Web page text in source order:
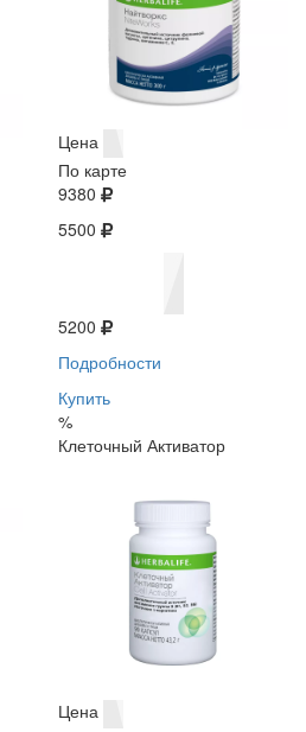
Цена
По карте
9380
5500
5200
Подробности
Купить
%
Клеточный Активатор
Цена